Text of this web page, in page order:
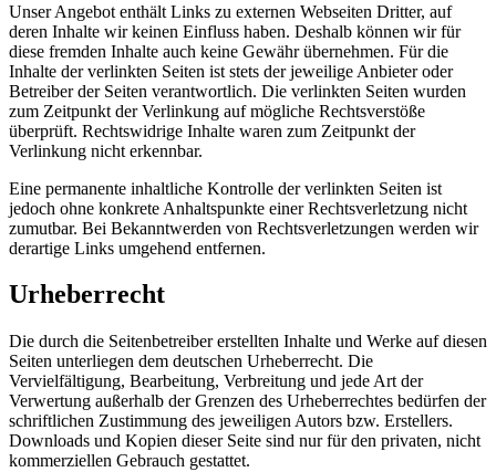
Unser Angebot enthält Links zu externen Webseiten Dritter, auf
deren Inhalte wir keinen Einfluss haben. Deshalb können wir für
diese fremden Inhalte auch keine Gewähr übernehmen. Für die
Inhalte der verlinkten Seiten ist stets der jeweilige Anbieter oder
Betreiber der Seiten verantwortlich. Die verlinkten Seiten wurden
zum Zeitpunkt der Verlinkung auf mögliche Rechtsverstöße
überprüft. Rechtswidrige Inhalte waren zum Zeitpunkt der
Verlinkung nicht erkennbar.
Eine permanente inhaltliche Kontrolle der verlinkten Seiten ist
jedoch ohne konkrete Anhaltspunkte einer Rechtsverletzung nicht
zumutbar. Bei Bekanntwerden von Rechtsverletzungen werden wir
derartige Links umgehend entfernen.
Urheberrecht
Die durch die Seitenbetreiber erstellten Inhalte und Werke auf diesen
Seiten unterliegen dem deutschen Urheberrecht. Die
Vervielfältigung, Bearbeitung, Verbreitung und jede Art der
Verwertung außerhalb der Grenzen des Urheberrechtes bedürfen der
schriftlichen Zustimmung des jeweiligen Autors bzw. Erstellers.
Downloads und Kopien dieser Seite sind nur für den privaten, nicht
kommerziellen Gebrauch gestattet.